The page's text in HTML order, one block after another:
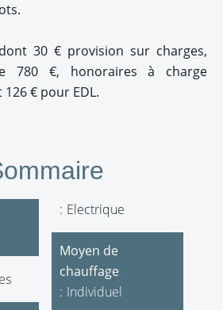
30 € provision sur charges,
780 €, honoraires à charge
€ pour EDL.
Electrique
Moyen de
chauffage
Individuel